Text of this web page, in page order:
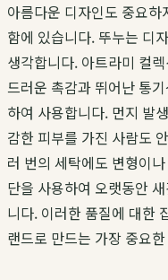
아름다운 디자인도 중요
함에 있습니다. 뚜누는 디
생각합니다. 아트라미 컬
드러운 촉감과 뛰어난 통
하여 사용합니다. 먼지 발
감한 피부를 가진 사람도
러 번의 세탁에도 변형이
단을 사용하여 오랫동안
니다. 이러한 품질에 대한
랜드로 만드는 가장 중요